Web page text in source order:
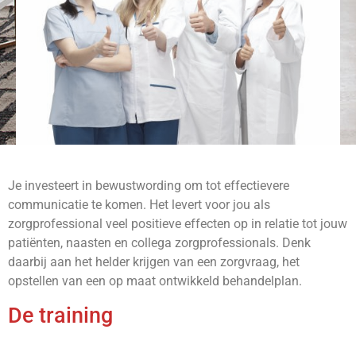
Je investeert in bewustwording om tot effectievere
communicatie te komen. Het levert voor jou als
zorgprofessional veel positieve effecten op in relatie tot jouw
patiënten, naasten en collega zorgprofessionals. Denk
daarbij aan het helder krijgen van een zorgvraag, het
opstellen van een op maat ontwikkeld behandelplan.
De training